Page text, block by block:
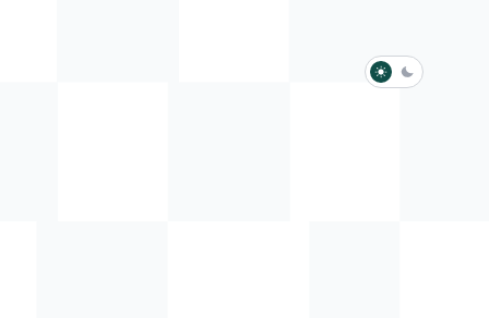
淺色模式
深色模式